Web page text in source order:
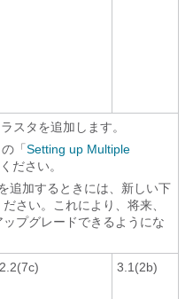
スタを追加します。
「 Setting up Multiple
ださい。
追加するときには、新しい下
さい。これにより、将来、
プグレードできるようにな
3.1(2b)